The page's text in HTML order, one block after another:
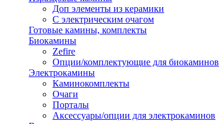
Доп элементы из керамики
С электрическим очагом
Готовые камины, комплекты
Биокамины
Zefire
Опции/комплектующие для биокаминов
Электрокамины
Каминокомплекты
Очаги
Порталы
Аксессуары/опции для электрокаминов